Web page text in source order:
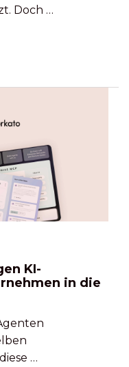
Doch …
KI-
in die
…